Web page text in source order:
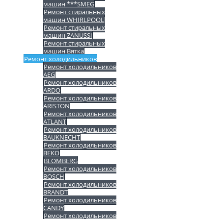
машин ***SMEG
Ремонт стиральных
машин WHIRLPOOL
Ремонт стиральных
машин ZANUSSI
Ремонт стиральных
машин Вятка
Ремонт холодильников
Ремонт холодильников
AEG
Ремонт холодильников
ARDO
Ремонт холодильников
ARISTON
Ремонт холодильников
ATLANT
Ремонт холодильников
BAUKNECHT
Ремонт холодильников
BEKO
BLOMBERG
Ремонт холодильников
BOSCH
Ремонт холодильников
BRANDT
Ремонт холодильников
CANDY
Ремонт холодильников